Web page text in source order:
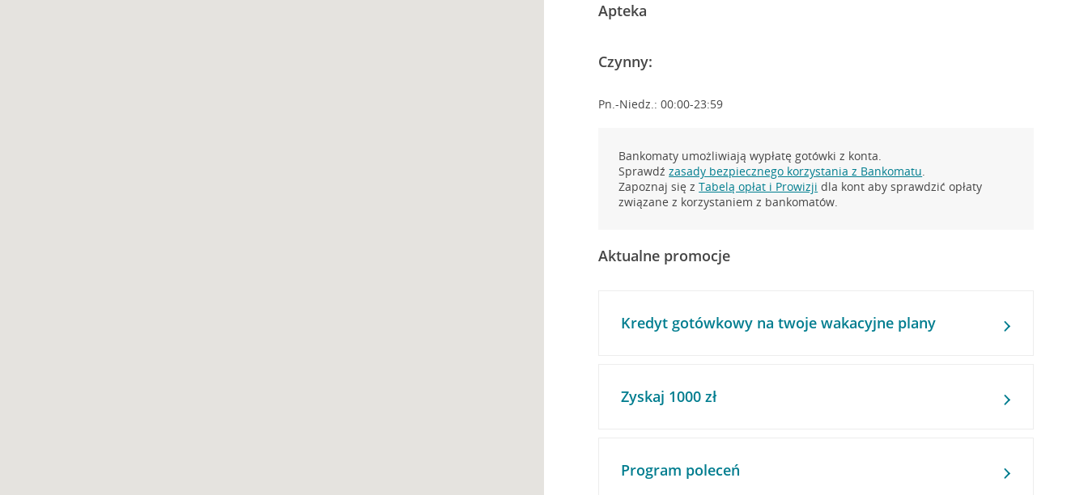
Apteka
Czynny:
Pn.-Niedz.: 00:00-23:59
Bankomaty umożliwiają wypłatę gotówki z konta.
Sprawdźzasady bezpiecznego korzystania z Bankomatu.
Zapoznaj się zTabelą opłat i Prowizji dla kont aby sprawdzić opłaty
związane z korzystaniem z bankomatów.
Aktualne promocje
Kredyt gotówkowy na twoje wakacyjne plany
Zyskaj 1000 zł
Program poleceń